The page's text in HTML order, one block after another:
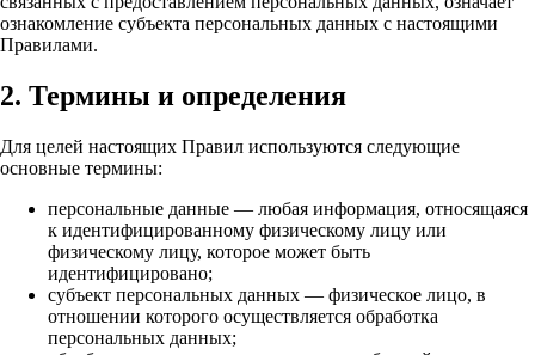
ознакомление субъекта персональных данных с настоящими
Правилами.
2. Термины и определения
Для целей настоящих Правил используются следующие
основные термины:
персональные данные — любая информация, относящаяся
к идентифицированному физическому лицу или
физическому лицу, которое может быть
идентифицировано;
субъект персональных данных — физическое лицо, в
отношении которого осуществляется обработка
персональных данных;